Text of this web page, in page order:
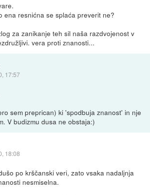
ena resnićna se splaća preverit ne?
za zanikanje teh sil naša razdvojenost v
vera proti znanosti...
17:57
sem preprican) ki 'spodbuja znanost' in nje
V budizmu dusa ne obstaja:)
18:08
po krščanski veri, zato vsaka nadaljnja
nesmiselna.